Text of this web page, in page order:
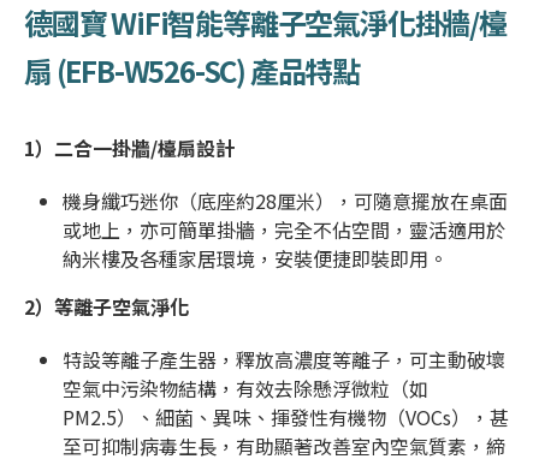
德國寶 WiFi智能等離子空氣淨化掛牆/檯
扇 (EFB-W526-SC)產品特點
1） 二合一掛牆/檯扇設計
機身纖巧迷你（底座約28厘米），可隨意擺放在桌面
或地上，亦可簡單掛牆，完全不佔空間，靈活適用於
納米樓及各種家居環境，安裝便捷即裝即用。
2） 等離子空氣淨化
特設等離子產生器，釋放高濃度等離子，可主動破壞
空氣中污染物結構，有效去除懸浮微粒（如
PM2.5）、細菌、異味、揮發性有機物（VOCs），甚
至可抑制病毒生長，有助顯著改善室內空氣質素，締